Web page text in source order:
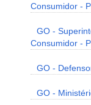
Consumidor -
GO -
Consumidor -
GO -
GO -